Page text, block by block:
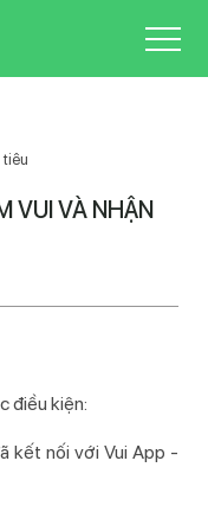
VUI VÀ NHẬN
điều kiện:
kết nối với Vui App -